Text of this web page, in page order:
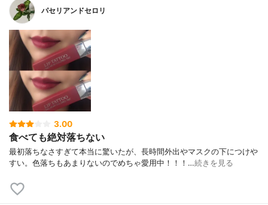
パセリアンドセロリ
3.00
食べても絶対落ちない
最初落ちなさすぎて本当に驚いたが、長時間外出やマスクの下につけや
すい。色落ちもあまりないのでめちゃ愛用中！！！…続きを見る